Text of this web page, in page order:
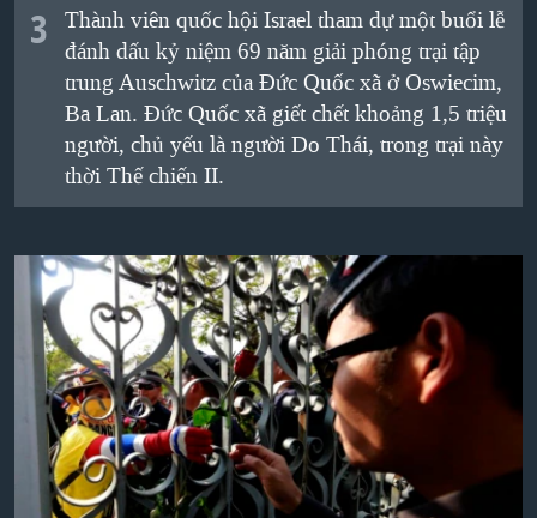
3
Thành viên quốc hội Israel tham dự một buổi lễ
đánh dấu kỷ niệm 69 năm giải phóng trại tập
trung Auschwitz của Đức Quốc xã ở Oswiecim,
Ba Lan. Đức Quốc xã giết chết khoảng 1,5 triệu
người, chủ yếu là người Do Thái, trong trại này
thời Thế chiến II.